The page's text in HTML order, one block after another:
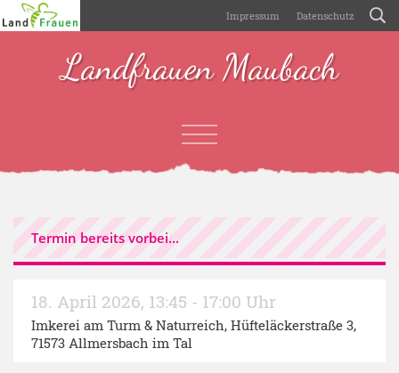
Impressum Datenschutz
Landfrauen Maubach
Termin bereits vorbei...
18. April 2026, 13:45 - 17:00 Uhr
Imkerei am Turm & Naturreich, Hüfteläckerstraße 3,
71573 Allmersbach im Tal